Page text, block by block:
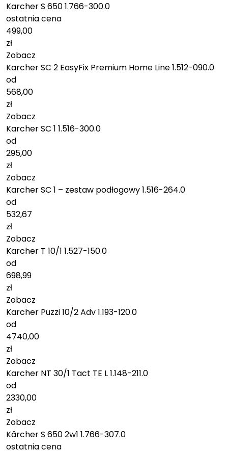
Karcher S 650 1.766-300.0
ostatnia cena
499,00
zł
Zobacz
Karcher SC 2 EasyFix Premium Home Line 1.512-090.0
od
568,00
zł
Zobacz
Karcher SC 1 1.516-300.0
od
295,00
zł
Zobacz
Karcher SC 1 – zestaw podłogowy 1.516-264.0
od
532,67
zł
Zobacz
Karcher T 10/1 1.527-150.0
od
698,99
zł
Zobacz
Karcher Puzzi 10/2 Adv 1.193-120.0
od
4740,00
zł
Zobacz
Karcher NT 30/1 Tact TE L 1.148-211.0
od
2330,00
zł
Zobacz
Kärcher S 650 2w1 1.766-307.0
ostatnia cena